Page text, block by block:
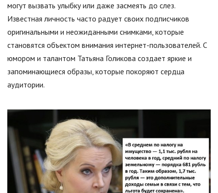
могут вызвать улыбку или даже засмеять до слез.
Известная личность часто радует своих подписчиков
оригинальными и неожиданными снимками, которые
становятся объектом внимания интернет-пользователей. С
юмором и талантом Татьяна Голикова создает яркие и
запоминающиеся образы, которые покоряют сердца
аудитории.